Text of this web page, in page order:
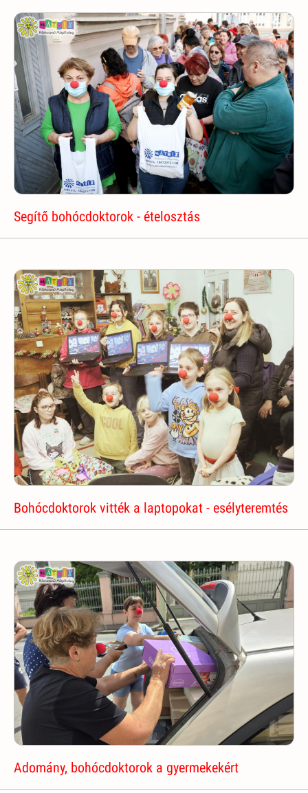
Segítő bohócdoktorok - ételosztás
Bohócdoktorok vitték a laptopokat - esélyteremtés
Adomány, bohócdoktorok a gyermekekért